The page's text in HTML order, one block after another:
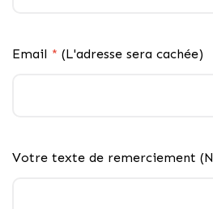
Email * (L'adresse sera cachée)
Votre texte de remerciement